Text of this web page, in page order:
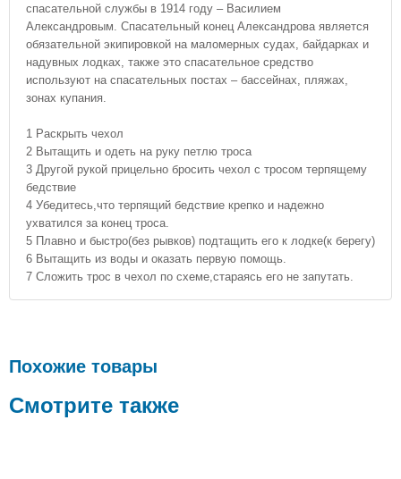
спасательной службы в 1914 году – Василием
Александровым. Спасательный конец Александрова является
обязательной экипировкой на маломерных судах, байдарках и
надувных лодках, также это спасательное средство
используют на спасательных постах – бассейнах, пляжах,
зонах купания.
1 Раскрыть чехол
2 Вытащить и одеть на руку петлю троса
3 Другой рукой прицельно бросить чехол с тросом терпящему
бедствие
4 Убедитесь,что терпящий бедствие крепко и надежно
ухватился за конец троса.
5 Плавно и быстро(без рывков) подтащить его к лодке(к берегу)
6 Вытащить из воды и оказать первую помощь.
7 Сложить трос в чехол по схеме,стараясь его не запутать.
Похожие товары
Смотрите также